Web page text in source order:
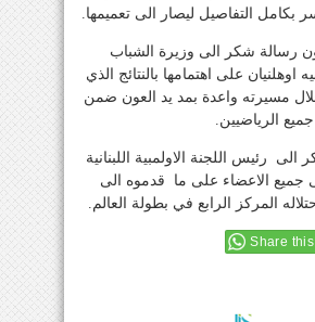
بكامل التفاصيل ليصار الى تعميمها.
رسالة شكر الى وزيرة الشباب
اوهلنيان على اهتمامها بالنتائج الذي
مسيرته واعدة بمد يد العون ضمن
جميع الرياضيين.
الى رئيس اللجنة الاولمبية اللبنانية
جميع الاعضاء على ما قدموه الى
المركز الرابع في بطولة العالم.
Share